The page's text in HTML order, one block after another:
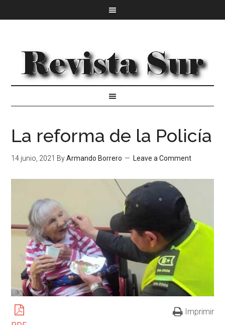
La reforma de la Policía
14 junio, 2021 ByArmando Borrero Leave a Comment
Imprimir